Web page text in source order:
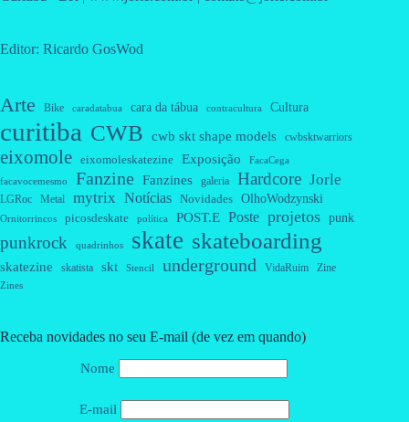
Editor: Ricardo GosWod
Arte Bike caradatabua cara da tábua contracultura Cultura
curitiba CWB cwb skt shape models cwbsktwarriors
eixomole eixomoleskatezine Exposição FacaCega
facavocemesmo Fanzine Fanzines galeria Hardcore Jorle
LGRoc Metal mytrix Notícias Novidades OlhoWodzynski
Ornitorrincos picosdeskate política POST.E Poste projetos punk
punkrock quadrinhos skate skateboarding
skatezine skatista skt Stencil underground VidaRuim Zine
Zines
Receba novidades no seu E-mail (de vez em quando)
Nome
E-mail